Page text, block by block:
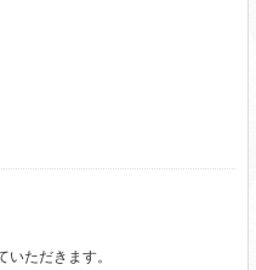
ただきます。